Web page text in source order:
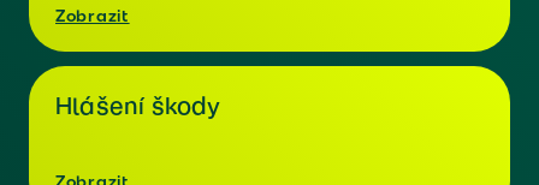
Zobrazit
Hlášení škody